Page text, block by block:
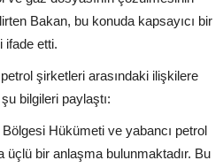
Bakan, bu konuda kapsayıcı bir
ifade etti.
şirketleri arasındaki ilişkilere
bilgileri paylaştı:
Hükümeti ve yabancı petrol
üçlü bir anlaşma bulunmaktadır. Bu